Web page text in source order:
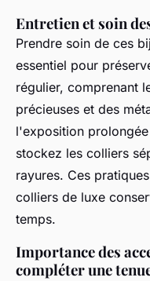
Entretien et soin
Prendre soin de ces
essentiel pour
régulier, comprenant
précieuses et des
l'exposition
stockez les colliers
rayures. Ces
colliers de luxe
temps.
Importance des
compléter une